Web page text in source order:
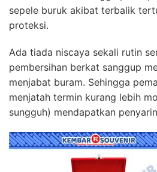
sepele buruk akibat terbalik
proteksi.
Ada tiada niscaya sekali rutin
pembersihan berkat sanggup
menjabat buram. Sehingga
menjatah termin kurang lebih
sungguh) mendapatkan